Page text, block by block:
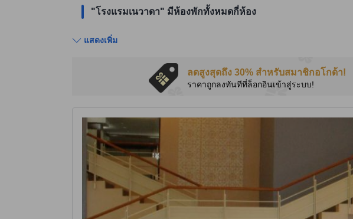
"โรงแรมเนวาดา" มีห้องพักทั้งหมดกี่ห้อง
แสดงเพิ่ม
ลดสูงสุดถึง 30% สำหรับสมาชิกอโกด้า!
ราคาถูกลงทันทีที่ล็อกอินเข้าสู่ระบบ!